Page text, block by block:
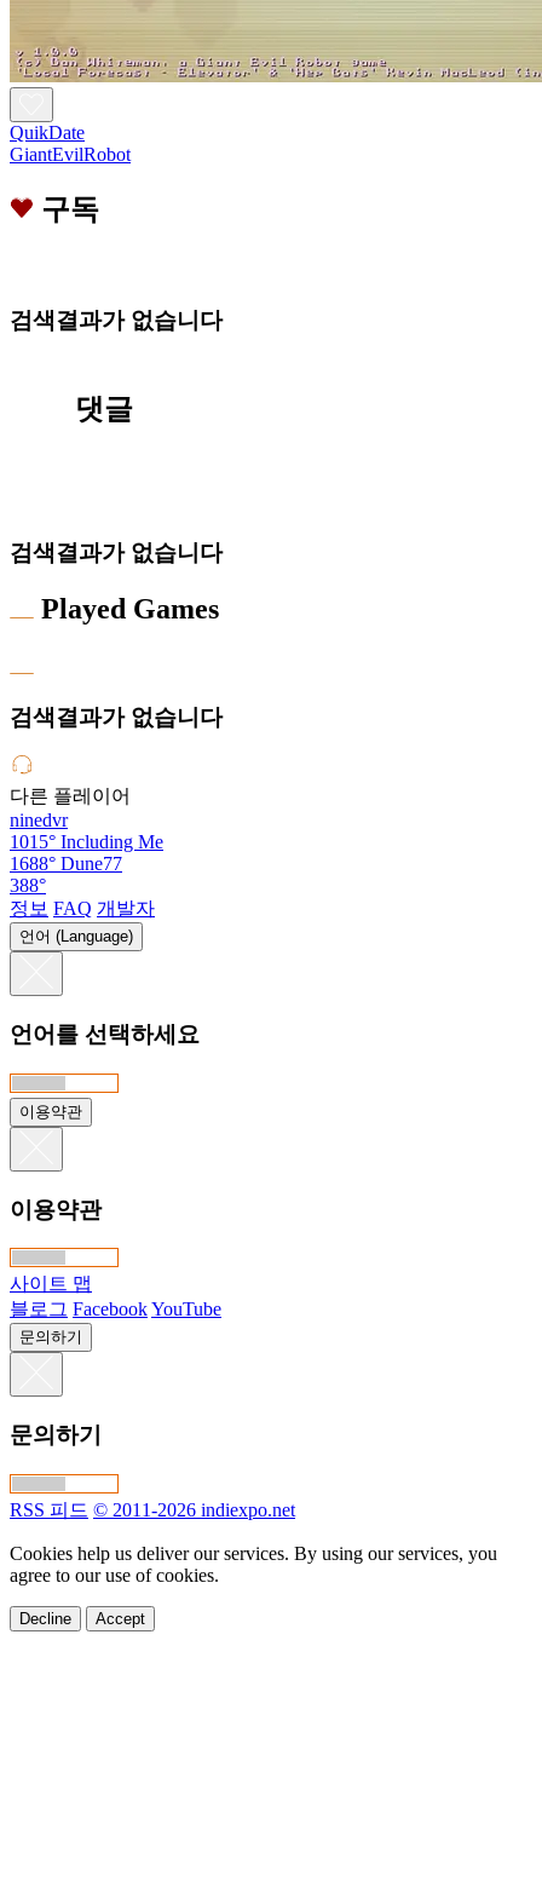
QuikDate
GiantEvilRobot
구독
검색결과가 없습니다
댓글
검색결과가 없습니다
Played Games
검색결과가 없습니다
다른 플레이어
ninedvr
1015° Including Me
1688° Dune77
388°
정보 FAQ 개발자
언어 (Language)
언어를 선택하세요
이용약관
이용약관
사이트 맵
블로그 FacebookYouTube
문의하기
문의하기
RSS 피드 © 2011-2026 indiexpo.net
Cookies help us deliver our services. By using our services, you
agree to our use of cookies.
Decline Accept